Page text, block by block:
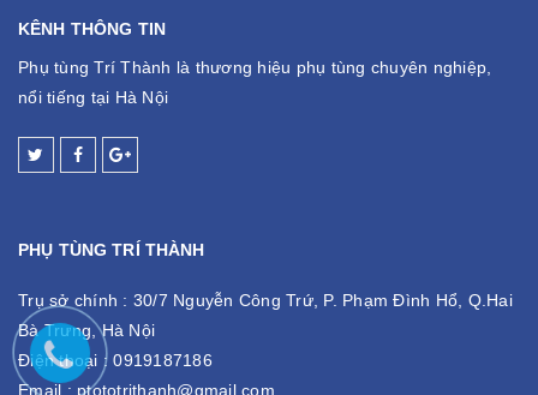
CHÍNH SÁCH MUA HÀNG
KÊNH THÔNG TIN
Phụ tùng Trí Thành là thương hiệu phụ tùng chuyên nghiệp,
nổi tiếng tại Hà Nội
Trụ sở chính :30/7 Nguyễn Công Trứ, P. Phạm Đình Hổ, Q.Hai
Bà Trưng, Hà Nội